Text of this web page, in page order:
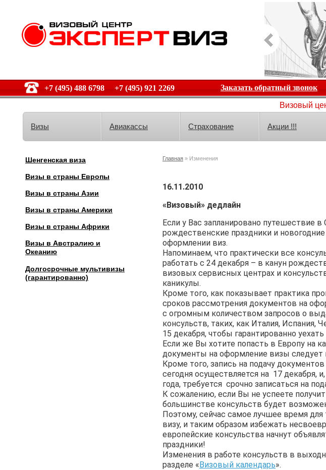
+7 (495) 488 6798 +7 (495) 921 2269 Заказать обратный звонок
Визовый
Визы Авиакассы Страхование Акции !!!
Шенгенская виза
Визы в страны Европы
Визы в страны Азии
Визы в страны Америки
Визы в страны Африки
Визы в Австралию и
Океанию
Долгосрочные мультивизы
(гарантированно)
Главная » Изменения
16.11.2010
«Визовый» дедлайн
Если у Вас запланировано путешествие
рождественские праздники и
оформлении виз.
Напоминаем, что практически все
работать с 24 декабря – в канун
визовых сервисных центрах и
каникулы.
Кроме того, как показывает практика
сроков рассмотрения документов на
с огромным количеством запросов о
консульств, таких, как Италия, Испания,
15 декабря, чтобы гарантированно
Если же Вы хотите попасть в Европу на
документы на оформление визы следует
Кроме того, запись на подачу
сегодня осуществляется на 17 декабря,
года, требуется срочно записаться на
К сожалению, если Вы не успеете
большинстве консульств будет
Поэтому, сейчас самое лучшее время
визу, и таким образом избежать
европейские консульства начнут
праздники!
Изменения в работе консульств в
разделе «Визовый календарь».